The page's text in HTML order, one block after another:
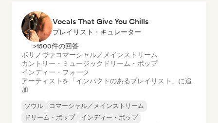
Vocals That Give You Chills
プレイリスト・キュレーター
>1500件の回答
ボサノヴァコマーシャル／メインストリーム
カントリー・ミュージック ドリーム・ポップ
インディー・フォーク
アーティストを「インパクトのあるプレイリスト」に追
加
ソウル
コマーシャル／メインストリーム
ドリーム・ポップ
インディー・ポップ